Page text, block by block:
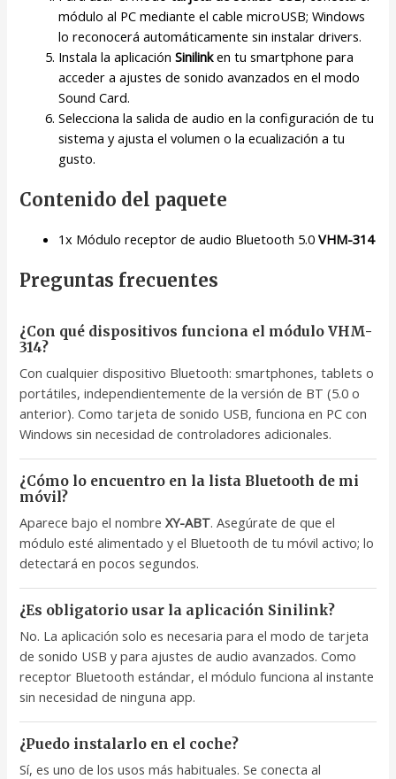
módulo al PC mediante el cable microUSB; Windows
lo reconocerá automáticamente sin instalar drivers.
Instala la aplicaciónSinilinken tu smartphone para
acceder a ajustes de sonido avanzados en el modo
Sound Card.
Selecciona la salida de audio en la configuración de tu
sistema y ajusta el volumen o la ecualización a tu
gusto.
Contenido del paquete
1x Módulo receptor de audio Bluetooth 5.0VHM-314
Preguntas frecuentes
¿Con qué dispositivos funciona el módulo VHM-
314?
Con cualquier dispositivo Bluetooth: smartphones, tablets o
portátiles, independientemente de la versión de BT (5.0 o
anterior). Como tarjeta de sonido USB, funciona en PC con
Windows sin necesidad de controladores adicionales.
¿Cómo lo encuentro en la lista Bluetooth de mi
móvil?
Aparece bajo el nombreXY-ABT. Asegúrate de que el
módulo esté alimentado y el Bluetooth de tu móvil activo; lo
detectará en pocos segundos.
¿Es obligatorio usar la aplicación Sinilink?
No. La aplicación solo es necesaria para el modo de tarjeta
de sonido USB y para ajustes de audio avanzados. Como
receptor Bluetooth estándar, el módulo funciona al instante
sin necesidad de ninguna app.
¿Puedo instalarlo en el coche?
Sí, es uno de los usos más habituales. Se conecta al